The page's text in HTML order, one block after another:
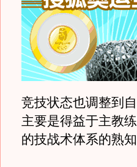
竞技状态也调整到
主要是得益于主教
的技战术体系的熟知